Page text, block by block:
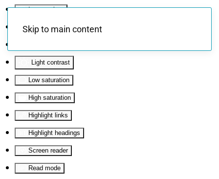
Invert colors
Monochrome
Light contrast
Low saturation
High saturation
Highlight links
Highlight headings
Screen reader
Read mode
Skip to main content